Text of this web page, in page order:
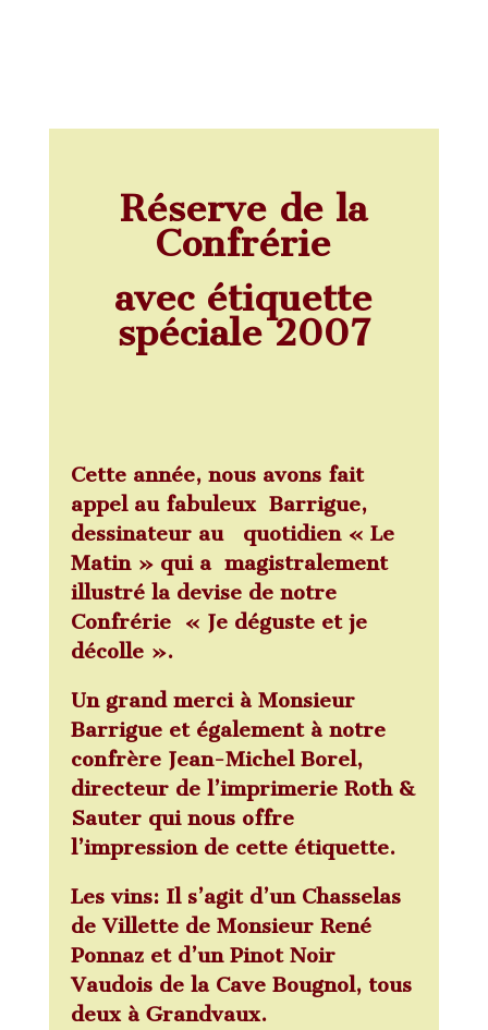
Réserve de la
Confrérie
avec étiquette
spéciale 2007
Cette année, nous avons fait
appel au fabuleux Barrigue,
dessinateur au quotidien « Le
Matin » qui a magistralement
illustré la devise de notre
Confrérie « Je déguste et je
décolle ».
Un grand merci à Monsieur
Barrigue et également à notre
confrère Jean-Michel Borel,
directeur de l’imprimerie Roth &
Sauter qui nous offre
l’impression de cette étiquette.
Les vins: Il s’agit d’un Chasselas
de Villette de Monsieur René
Ponnaz et d’un Pinot Noir
Vaudois de la Cave Bougnol, tous
deux à Grandvaux.